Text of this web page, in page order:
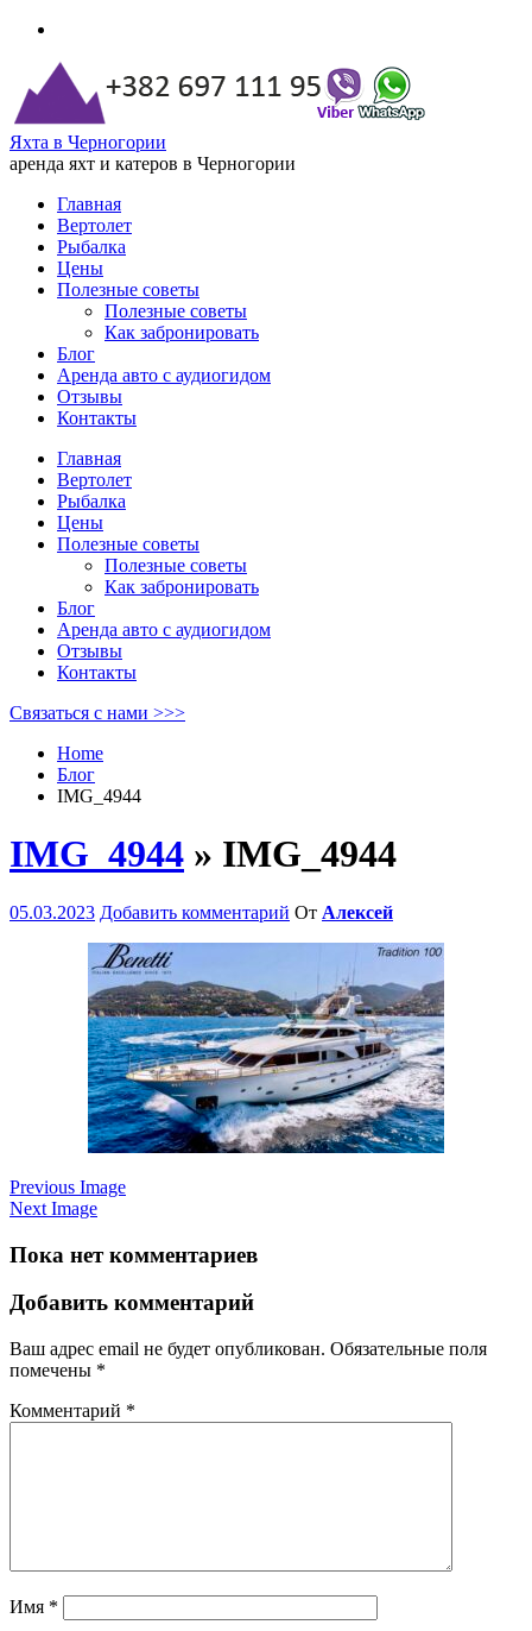
Яхта в Черногории
аренда яхт и катеров в Черногории
Главная
Вертолет
Рыбалка
Цены
Полезные советы
Полезные советы
Как забронировать
Блог
Аренда авто с аудиогидом
Отзывы
Контакты
Главная
Вертолет
Рыбалка
Цены
Полезные советы
Полезные советы
Как забронировать
Блог
Аренда авто с аудиогидом
Отзывы
Контакты
Связаться с нами >>>
Home
Блог
IMG_4944
IMG_4944 » IMG_4944
05.03.2023 Добавить комментарий От Алексей
Previous Image
Next Image
Пока нет комментариев
Добавить комментарий
Ваш адрес email не будет опубликован. Обязательные поля
помечены *
Комментарий *
Имя *